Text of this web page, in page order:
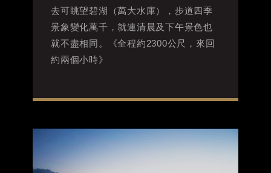
去可眺望碧湖（萬大水庫），步道四季
景象變化萬千，就連清晨及下午景色也
就不盡相同。《全程約2300公尺，來回
約兩個小時》